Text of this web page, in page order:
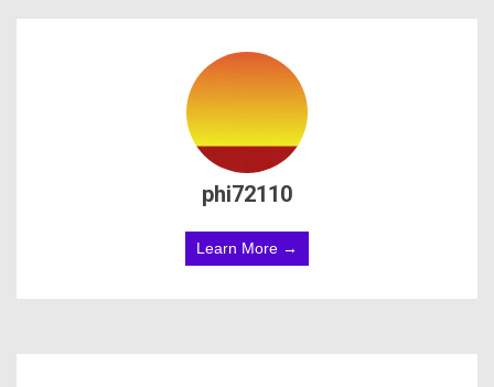
phi72110
Learn More →